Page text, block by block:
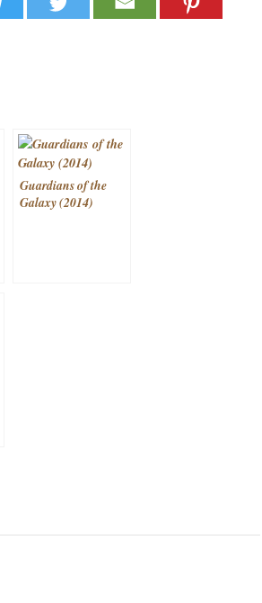
Guardians of the
Galaxy (2014)